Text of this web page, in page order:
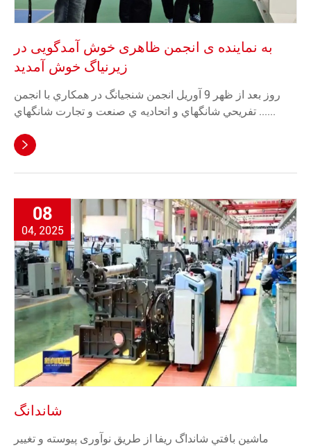
به نماینده ی انجمن ظاهری خوش آمدگویی در
زیرنیاگ خوش آمدید
روز بعد از ظهر 9 آوريل انجمن شنجيانگ در همکاري با انجمن
تفريحي شانگهاي و اتحاديه ي صنعت و تجارت شانگهاي ......

08
04, 2025
شاندانگ
ماشين بافتي شانداگ ريفا از طریق نوآوری پیوسته و تغییر